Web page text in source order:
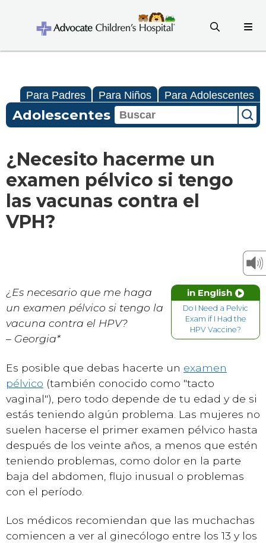
Para Padres Para Niños Para Adolescentes
Adolescentes
¿Necesito hacerme un
examen pélvico si tengo
las vacunas contra el
VPH?
in English
Do I Need a Pelvic
Exam if I Had the
HPV Vaccine?
¿Es necesario que me haga
un examen pélvico si tengo la
vacuna contra el HPV?
– Georgia*
Es posible que debas hacerte un examen
pélvico (también conocido como "tacto
vaginal"), pero todo depende de tu edad y de si
estás teniendo algún problema. Las mujeres no
suelen hacerse el primer examen pélvico hasta
después de los veinte años, a menos que estén
teniendo problemas, como dolor en la parte
baja del abdomen, flujo inusual o problemas
con el período.
Los médicos recomiendan que las muchachas
comiencen a ver al ginecólogo entre los 13 y los